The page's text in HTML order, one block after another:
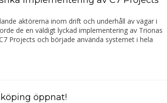
aktörerna inom drift och underhåll av vägar i
de en väldigt lyckad implementering av Trionas
Projects och började använda systemet i hela
öppnat!